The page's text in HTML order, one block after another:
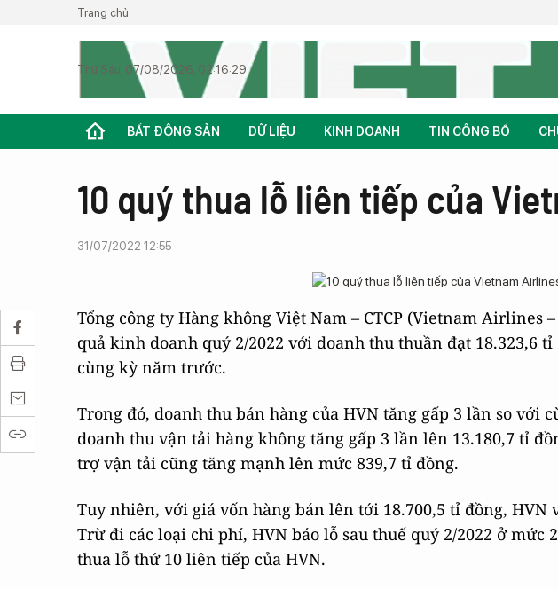
Trang chủ
Thứ Sáu, 07/08/2026, 02:16:29
BẤT ĐỘNG SẢN DỮ LIỆU KINH DOANH TIN CÔNG BỐ
10 quý thua lỗ liên tiếp của
31/07/2022 12:55
Tổng công ty Hàng không Việt Nam – CTCP (Vietnam Airlines
quả kinh doanh quý 2/2022 với doanh thu thuần đạt 18.323,6
cùng kỳ năm trước.
Trong đó, doanh thu bán hàng của HVN tăng gấp 3 lần so với
doanh thu vận tải hàng không tăng gấp 3 lần lên 13.180,7 tỉ
trợ vận tải cũng tăng mạnh lên mức 839,7 tỉ đồng.
Tuy nhiên, với giá vốn hàng bán lên tới 18.700,5 tỉ đồng, HVN
Trừ đi các loại chi phí, HVN báo lỗ sau thuế quý 2/2022 ở mức
thua lỗ thứ 10 liên tiếp của HVN.